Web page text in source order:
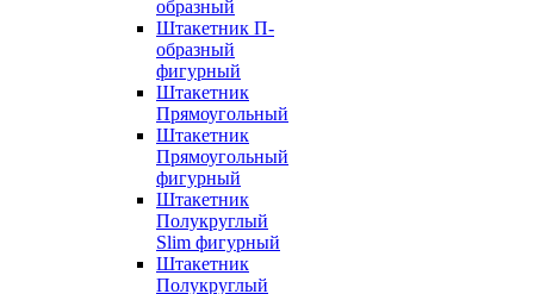
образный
Штакетник П-
образный
фигурный
Штакетник
Прямоугольный
Штакетник
Прямоугольный
фигурный
Штакетник
Полукруглый
Slim фигурный
Штакетник
Полукруглый